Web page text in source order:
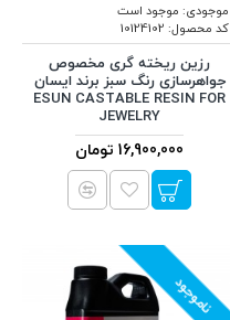
موجودی: موجود است
کد محصول: 10124102
رزین ریخته گری مخصوص
جواهرسازی رنگ سبز برند ایسان
ESUN CASTABLE RESIN FOR
JEWELRY
16,900,000 تومان
ناموجود